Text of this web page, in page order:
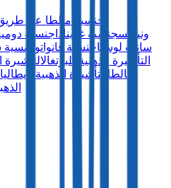
جنسية مالطا عن
ونيفيسجنسية غرينادا جنسية
سانت لوسياجنسية فانواتو
التأشيرة الذهبية للبرتغالالتأشيرة
مالطا
التأشيرة الذهبية لإيطاليا